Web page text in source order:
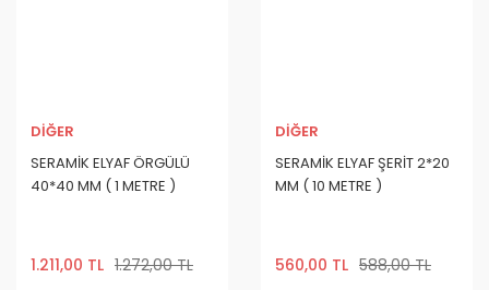
DİĞER
SERAMİK ELYAF ÖRGÜLÜ
40*40 MM ( 1 METRE )
1.211,00 TL 1.272,00 TL
DİĞER
SERAMİK ELYAF ŞERİT 2*20
MM ( 10 METRE )
560,00 TL 588,00 TL